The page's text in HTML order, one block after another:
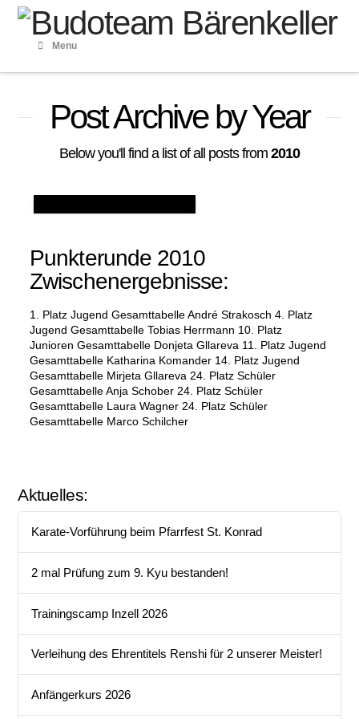
Menu
Post Archive by Year
Below you'll find a list of all posts from 2010
Punkterunde 2010
Zwischenergebnisse:
1. Platz Jugend Gesamttabelle André Strakosch 4. Platz
Jugend Gesamttabelle Tobias Herrmann 10. Platz
Junioren Gesamttabelle Donjeta Gllareva 11. Platz Jugend
Gesamttabelle Katharina Komander 14. Platz Jugend
Gesamttabelle Mirjeta Gllareva 24. Platz Schüler
Gesamttabelle Anja Schober 24. Platz Schüler
Gesamttabelle Laura Wagner 24. Platz Schüler
Gesamttabelle Marco Schilcher
Aktuelles:
Karate-Vorführung beim Pfarrfest St. Konrad
2 mal Prüfung zum 9. Kyu bestanden!
Trainingscamp Inzell 2026
Verleihung des Ehrentitels Renshi für 2 unserer Meister!
Anfängerkurs 2026